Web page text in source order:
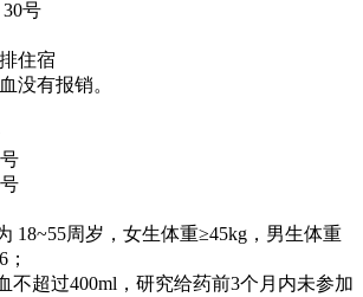
号
住宿
没有报销。
18~55周岁，女生体重≥45kg，男生体重
不超过400ml，研究给药前3个月内未参加